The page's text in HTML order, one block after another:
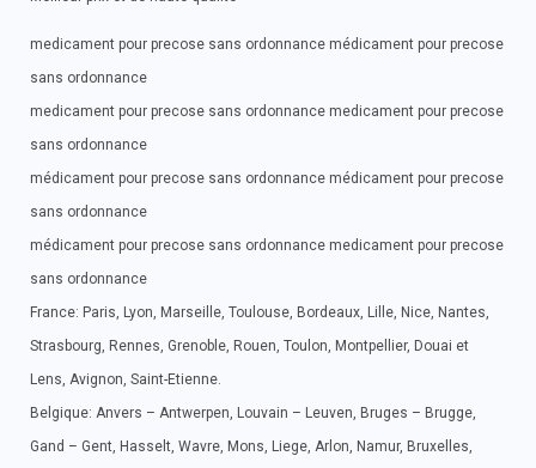
medicament pour precose sans ordonnance médicament pour precose
sans ordonnance
medicament pour precose sans ordonnance medicament pour precose
sans ordonnance
médicament pour precose sans ordonnance médicament pour precose
sans ordonnance
médicament pour precose sans ordonnance medicament pour precose
sans ordonnance
France: Paris, Lyon, Marseille, Toulouse, Bordeaux, Lille, Nice, Nantes,
Strasbourg, Rennes, Grenoble, Rouen, Toulon, Montpellier, Douai et
Lens, Avignon, Saint-Etienne.
Belgique: Anvers – Antwerpen, Louvain – Leuven, Bruges – Brugge,
Gand – Gent, Hasselt, Wavre, Mons, Liege, Arlon, Namur, Bruxelles,